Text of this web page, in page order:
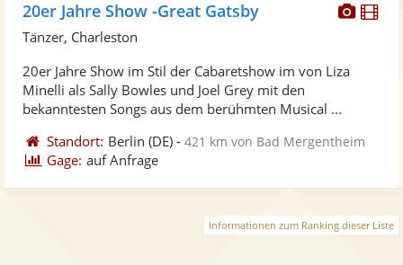
20er Jahre Show -Great Gatsby
Tänzer, Charleston
20er Jahre Show im Stil der Cabaretshow im von Liza
Minelli als Sally Bowles und Joel Grey mit den
bekanntesten Songs aus dem berühmten Musical ...
Standort: Berlin (DE) -421 km von Bad Mergentheim
Gage: auf Anfrage
Informationen zum Ranking dieser Liste